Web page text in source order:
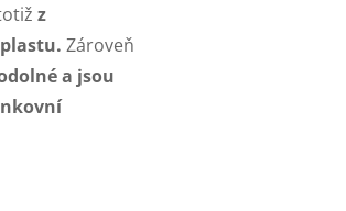
z
Zároveň
a jsou